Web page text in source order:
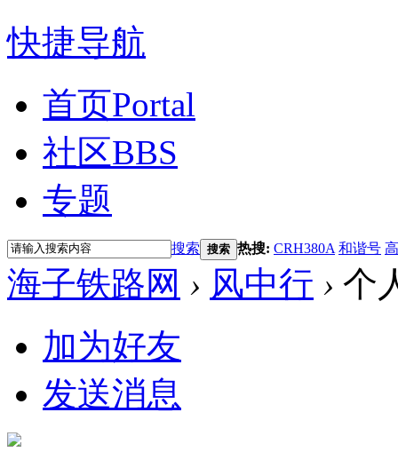
快捷导航
首页Portal
社区BBS
专题
搜索 搜索 热搜: CRH380A 和谐号
海子铁路网 › 风中行 › 个
加为好友
发送消息